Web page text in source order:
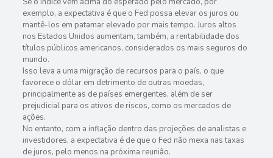
exemplo, a expectativa é que o Fed possa elevar os juros ou
mantê-los em patamar elevado por mais tempo. Juros altos
nos Estados Unidos aumentam, também, a rentabilidade dos
títulos públicos americanos, considerados os mais seguros do
mundo.
Isso leva a uma migração de recursos para o país, o que
favorece o dólar em detrimento de outras moedas,
principalmente as de países emergentes, além de ser
prejudicial para os ativos de riscos, como os mercados de
ações.
No entanto, com a inflação dentro das projeções de analistas e
investidores, a expectativa é de que o Fed não mexa nas taxas
de juros, pelo menos na próxima reunião.